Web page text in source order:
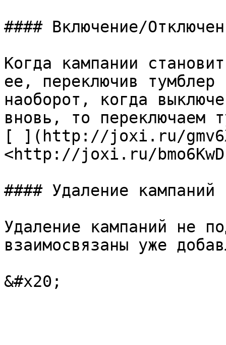
#### Включение/
Когда кампании
ее, переключив
наоборот, когда
вновь, то переключаем
[ ](http://joxi.ru/
<http://joxi.ru/
#### Удаление кампаний
Удаление кампаний не
взаимосвязаны уже